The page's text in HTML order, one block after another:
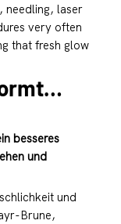
needling, laser
very often
that fresh glow
besseres
und
und
Brune,